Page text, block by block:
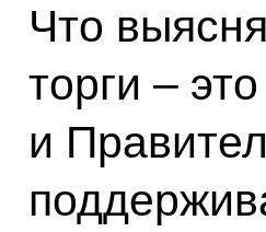
Что
торги –
и